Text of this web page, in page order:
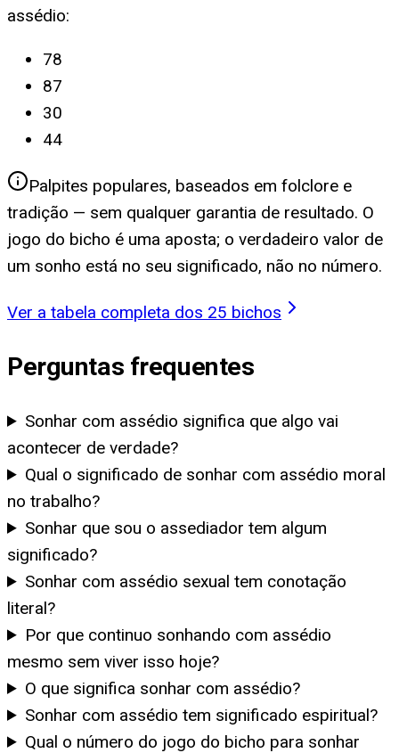
assédio:
78
87
30
44
Palpites populares, baseados em folclore e
tradição — sem qualquer garantia de resultado. O
jogo do bicho é uma aposta; o verdadeiro valor de
um sonho está no seu significado, não no número.
Ver a tabela completa dos 25 bichos
Perguntas frequentes
Sonhar com assédio significa que algo vai
acontecer de verdade?
Qual o significado de sonhar com assédio moral
no trabalho?
Sonhar que sou o assediador tem algum
significado?
Sonhar com assédio sexual tem conotação
literal?
Por que continuo sonhando com assédio
mesmo sem viver isso hoje?
O que significa sonhar com assédio?
Sonhar com assédio tem significado espiritual?
Qual o número do jogo do bicho para sonhar